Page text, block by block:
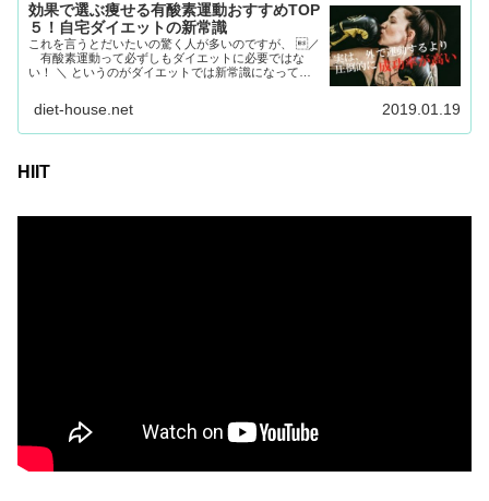
効果で選ぶ痩せる有酸素運動おすすめTOP
５！自宅ダイエットの新常識
これを言うとだいたいの驚く人が多いのですが、 ／
有酸素運動って必ずしもダイエットに必要ではな
い！ ＼ というのがダイエットでは新常識になってい
diet-house.net 2019.01.19
HIIT